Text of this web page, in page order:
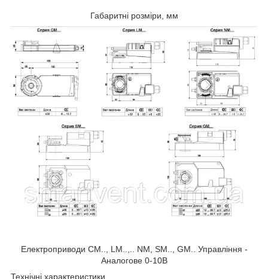
Габаритні розміри, мм
Електроприводи CM.., LM..,.. NM, SM.., GM.. Управління -
Аналогове 0-10B
Технічні характеристики